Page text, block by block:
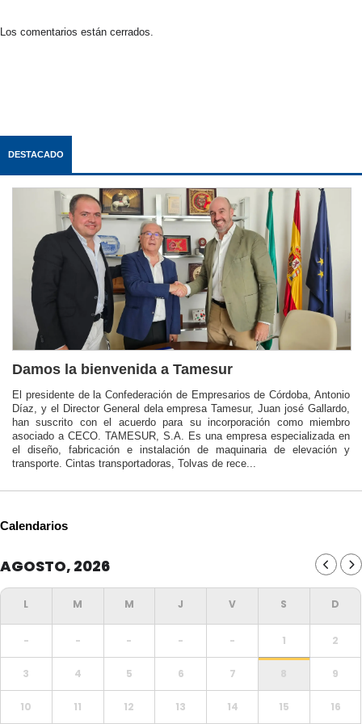
Los comentarios están cerrados.
DESTACADO
Damos la bienvenida a Tamesur
El presidente de la Confederación de Empresarios de Córdoba, Antonio
Díaz, y el Director General dela empresa Tamesur, Juan josé Gallardo,
han suscrito con el acuerdo para su incorporación como miembro
asociado a CECO. TAMESUR, S.A. Es una empresa especializada en
el diseño, fabricación e instalación de maquinaria de elevación y
transporte. Cintas transportadoras, Tolvas de rece...
Calendarios
AGOSTO, 2026
- - - - - 1 2
3 4 5 6 7 8 9
10 11 12 13 14 15 16